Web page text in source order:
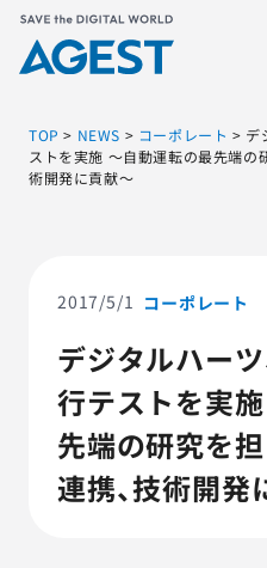
脆弱性リスク管理ツール
TFACT (AIテストツール)
ニュース
TOP > NEWS > コーポレート > デ
ストを実施 ～自動運転の最先端の
術開発に貢献～
2017/5/1 コーポレート
デジタルハー
行テストを実
先端の研究を
連携、技術開発